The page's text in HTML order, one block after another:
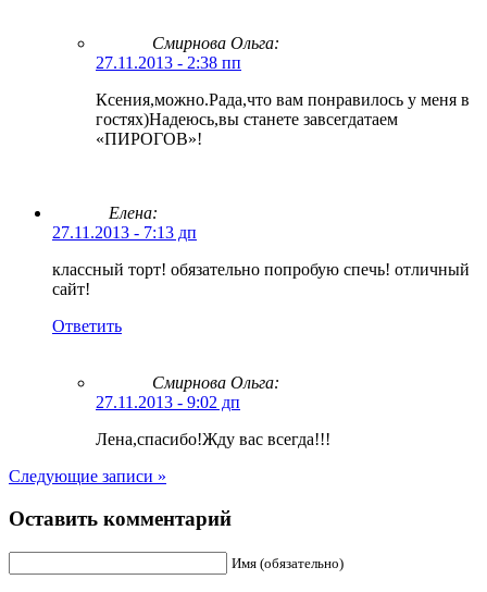
Смирнова Ольга:
27.11.2013 - 2:38 пп
Ксения,можно.Рада,что вам понравилось у меня в
гостях)Надеюсь,вы станете завсегдатаем
«ПИРОГОВ»!
Елена:
27.11.2013 - 7:13 дп
классный торт! обязательно попробую спечь! отличный
сайт!
Ответить
Смирнова Ольга:
27.11.2013 - 9:02 дп
Лена,спасибо!Жду вас всегда!!!
Следующие записи »
Оставить комментарий
Имя (обязательно)